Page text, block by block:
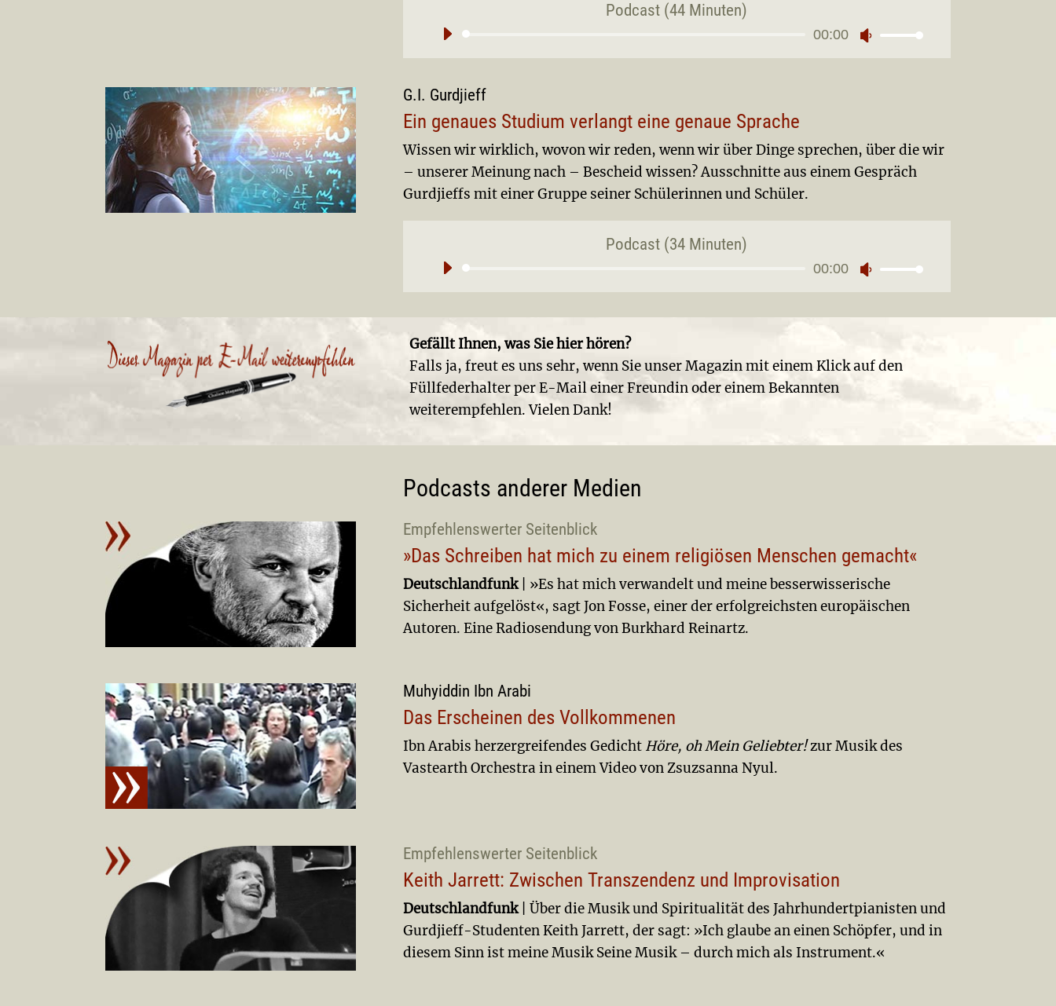
Podcast (44 Minuten)
00:00
Pfeiltasten
Lautstärke
zu
G.I. Gurdjieff
Ein genaues Studium verlangt eine genaue Sprache
Wissen wir wirklich, wovon wir reden, wenn wir über Dinge sprechen, über die wir
– unserer Meinung nach – Bescheid wissen? Ausschnitte aus einem Gespräch
Gurdjieffs mit einer Gruppe seiner Schülerinnen und Schüler.
Podcast (34 Minuten)
00:00
Pfeiltasten
benutzen,
die
Gefällt Ihnen, was Sie hier hören?
Falls ja, freut es uns sehr, wenn Sie unser Magazin mit einem Klick auf den
Füllfederhalter per E-Mail einer Freundin oder einem Bekannten
weiterempfehlen. Vielen Dank!
Podcasts anderer Medien
Empfehlenswerter Seitenblick
»Das Schreiben hat mich zu einem religiösen Menschen gemacht«
Deutschlandfunk | »Es hat mich verwandelt und meine besserwisserische
Sicherheit aufgelöst«, sagt Jon Fosse, einer der erfolgreichsten europäischen
Autoren. Eine Radiosendung von Burkhard Reinartz.
Muhyiddin Ibn Arabi
Das Erscheinen des Vollkommenen
Ibn Arabis herzergreifendes Gedicht Höre, oh Mein Geliebter!zur Musik des
Vastearth Orchestra in einem Video von Zsuzsanna Nyul.
Empfehlenswerter Seitenblick
Keith Jarrett: Zwischen Transzendenz und Improvisation
Deutschlandfunk| Über die Musik und Spiritualität des Jahrhundertpianisten und
Gurdjieff-Studenten Keith Jarrett, der sagt: »Ich glaube an einen Schöpfer, und in
diesem Sinn ist meine Musik Seine Musik – durch mich als Instrument.«